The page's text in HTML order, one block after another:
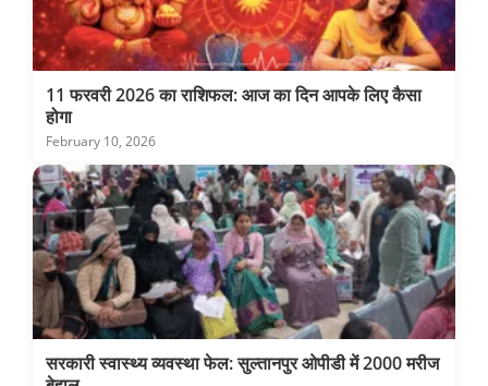
11 फरवरी 2026 का राशिफल: आज का दिन आपके लिए कैसा
होगा
February 10, 2026
सरकारी स्वास्थ्य व्यवस्था फेल: सुल्तानपुर ओपीडी में 2000 मरीज